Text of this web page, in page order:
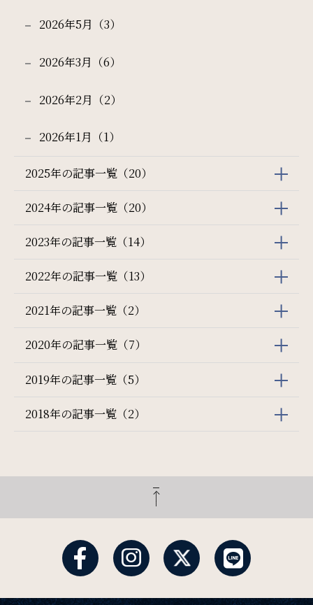
サイトポリシー
特定商取引法に基づく表記
ご利用部屋数
宿泊プラン一覧 ご予約の確認・キャンセル
2026年5月（3）
2026年3月（6）
2026年2月（2）
2026年1月（1）
2025年の記事一覧（20）
2024年の記事一覧（20）
2023年の記事一覧（14）
2022年の記事一覧（13）
2021年の記事一覧（2）
2020年の記事一覧（7）
2019年の記事一覧（5）
2018年の記事一覧（2）